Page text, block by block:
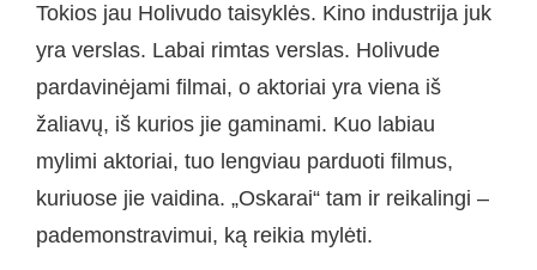
Tokios jau Holivudo taisyklės. Kino industrija juk
yra verslas. Labai rimtas verslas. Holivude
pardavinėjami filmai, o aktoriai yra viena iš
žaliavų, iš kurios jie gaminami. Kuo labiau
mylimi aktoriai, tuo lengviau parduoti filmus,
kuriuose jie vaidina. „Oskarai“ tam ir reikalingi –
pademonstravimui, ką reikia mylėti.